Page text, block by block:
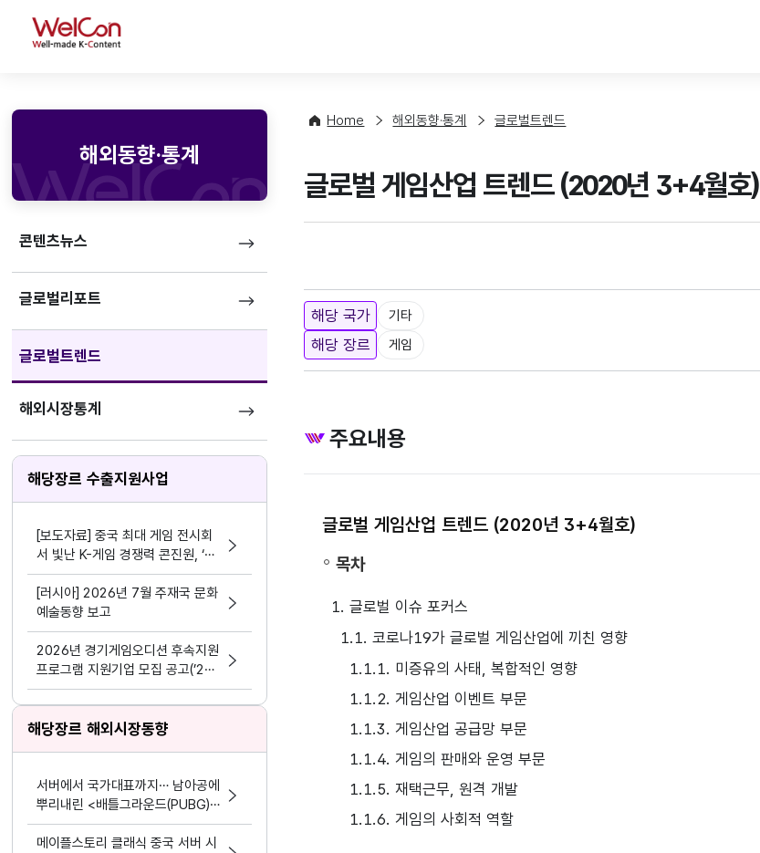
WelCon
해외동향·통계
콘텐츠뉴스
글로벌리포트
글로벌트렌드
해외시장통계
해당장르 수출지원사업
[보도자료] 중국 최대 게임 전시회
서 빛난 K-게임 경쟁력 콘진원, ‘차
이나조이 2026’ 한국공동관 성료
[러시아] 2026년 7월 주재국 문화
예술동향 보고
2026년 경기게임오디션 후속지원
프로그램 지원기업 모집 공고(’24
~’25년 선정기업 대상)
해당장르 해외시장동향
서버에서 국가대표까지… 남아공에
뿌리내린 <배틀그라운드(PUBG)
모바일>
메이플스토리 클래식 중국 서버 시
Home 해외동향·통계 글로벌트렌드
글로벌 게임산업 트렌드 (2020년 3+4월호)
해당 국가 기타
해당 장르 게임
주요내용
글로벌 게임산업 트렌드 (2020년 3+4월호)
목차
1. 글로벌 이슈 포커스
1.1. 코로나19가 글로벌 게임산업에 끼친 영향
1.1.1. 미증유의 사태, 복합적인 영향
1.1.2. 게임산업 이벤트 부문
1.1.3. 게임산업 공급망 부문
1.1.4. 게임의 판매와 운영 부문
1.1.5. 재택근무, 원격 개발
1.1.6. 게임의 사회적 역할